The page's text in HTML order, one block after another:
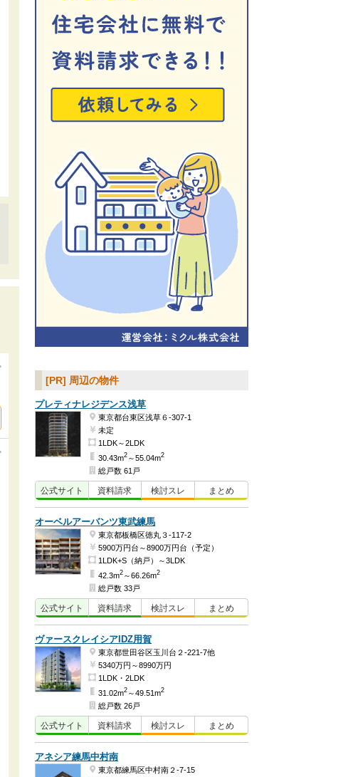
[PR] 周辺の物件
プレティナレジデンス浅草
東京都台東区浅草６-307-1
未定
1LDK～2LDK
30.43m2 ～55.04m2
総戸数 61戸
公式サイト 資料請求 検討スレ まとめ
オーベルアーバンツ東武練馬
東京都板橋区徳丸３-117-2
5900万円台～8900万円台（予定）
1LDK+S（納戸）～3LDK
42.3m2 ～66.26m2
総戸数 33戸
公式サイト 資料請求 検討スレ まとめ
ヴァースクレイシアIDZ用賀
東京都世田谷区玉川台２-221-7他
5340万円～8990万円
1LDK・2LDK
31.02m2 ～49.51m2
総戸数 26戸
公式サイト 資料請求 検討スレ まとめ
アネシア練馬中村南
東京都練馬区中村南２-7-15